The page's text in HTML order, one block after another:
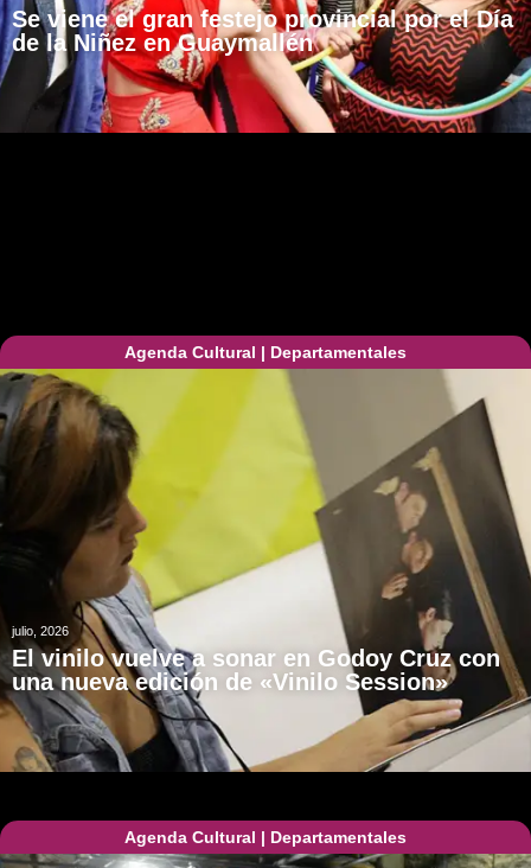
Se viene el gran festejo provincial por el Día
de la Niñez en Guaymallén
Agenda Cultural | Departamentales
julio, 2026
El vinilo vuelve a sonar en Godoy Cruz con
una nueva edición de «Vinilo Session»
Agenda Cultural | Departamentales